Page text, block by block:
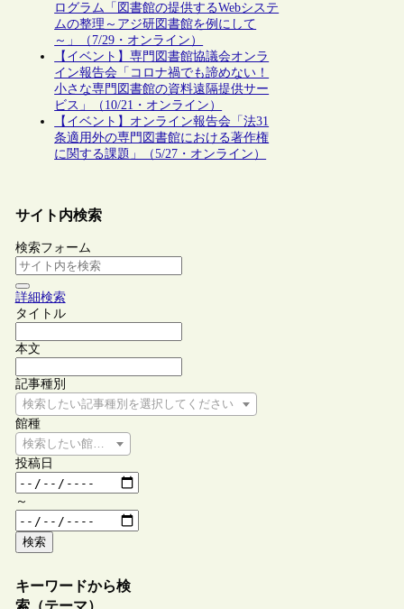
ログラム「図書館の提供するWebシステ
ムの整理～アジ研図書館を例にして
～」（7/29・オンライン）
【イベント】専門図書館協議会オンラ
イン報告会「コロナ禍でも諦めない！
小さな専門図書館の資料遠隔提供サー
ビス」（10/21・オンライン）
【イベント】オンライン報告会「法31
条適用外の専門図書館における著作権
に関する課題」（5/27・オンライン）
サイト内検索
検索フォーム
詳細検索
タイトル
本文
記事種別
検索したい記事種別を選択してください
館種
検索したい館種を選択してください
投稿日
～
検索
キーワードから検
索（テーマ）